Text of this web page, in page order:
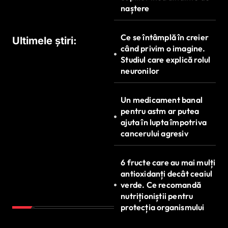
Ultimele știri:
naștere
Ce se întâmplă în creier
când privim o imagine.
Studiul care explică rolul
neuronilor
Un medicament banal
pentru astm ar putea
ajuta în lupta împotriva
cancerului agresiv
6 fructe care au mai mulți
antioxidanți decât ceaiul
verde. Ce recomandă
nutriționiștii pentru
protecția organismului